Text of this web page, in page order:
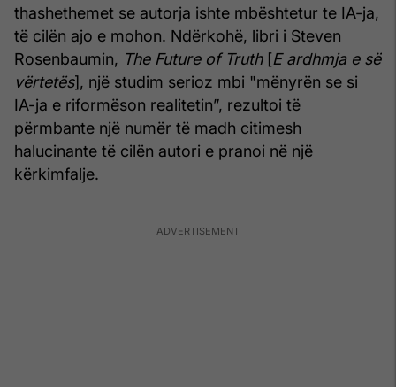
thashethemet se autorja ishte mbështetur te IA-ja,
të cilën ajo e mohon. Ndërkohë, libri i Steven
Rosenbaumin, The Future of Truth[E ardhmja e së
vërtetës], një studim serioz mbi "mënyrën se si
IA-ja e riformëson realitetin”, rezultoi të
përmbante një numër të madh citimesh
halucinante të cilën autori e pranoi në një
kërkimfalje.